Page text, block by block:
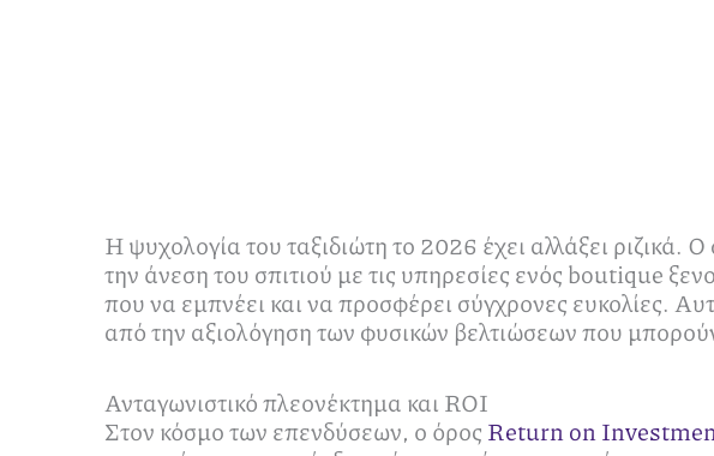
Η ψυχολογία του ταξιδιώτη το 2026 έχει αλλάξει
την άνεση του σπιτιού με τις υπηρεσίες ενός boutique
που να εμπνέει και να προσφέρει σύγχρονες ευκολίες.
από την αξιολόγηση των φυσικών βελτιώσεων που
Ανταγωνιστικό πλεονέκτημα και ROI
Στον κόσμο των επενδύσεων, ο όρος Return on